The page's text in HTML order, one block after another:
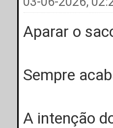
Aparar o
Sempre
A intenção